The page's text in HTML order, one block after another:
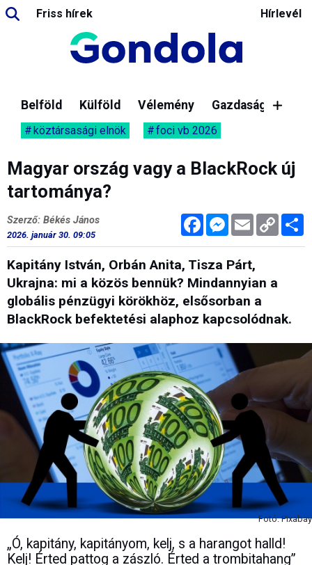
Friss hírek Hírlevél
Belföld Külföld Vélemény Gazdaság
köztársasági elnök foci vb 2026
Magyar ország vagy a BlackRock új
tartománya?
FacebookMessenger
Email Copy
Link
Szerző: Békés János
2026. január 30. 09:05
Kapitány István, Orbán Anita, Tisza Párt,
Ukrajna: mi a közös bennük? Mindannyian a
globális pénzügyi körökhöz, elsősorban a
BlackRock befektetési alaphoz kapcsolódnak.
Fotó: Pixabay
„Ó, kapitány, kapitányom, kelj, s a harangot halld!
Kelj! Érted pattog a zászló. Érted a trombitahang”